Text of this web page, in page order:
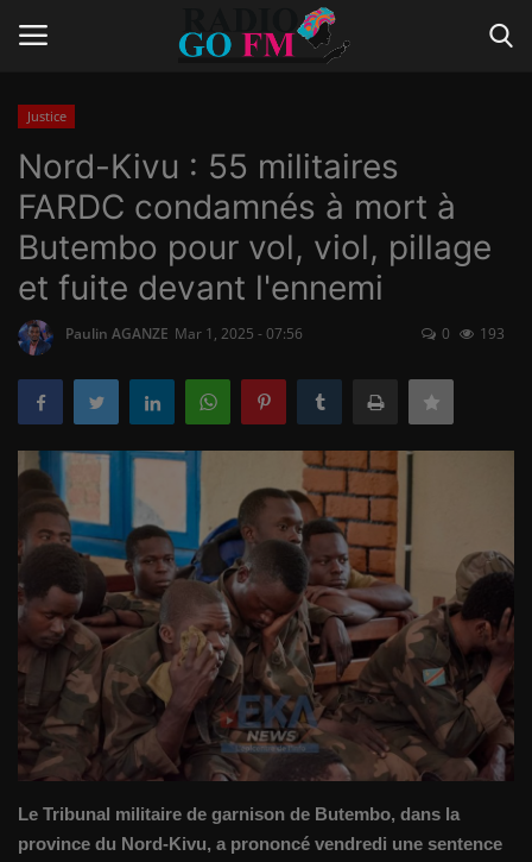
Home
Contact
Gallery
Vidéo
Le Journal
Communiqué de presse
Sport
Société
Infos d'ailleurs
Qui sommes nous
Justice
Nord-Kivu : 55 militaires
FARDC condamnés à mort à
Butembo pour vol, viol, pillage
et fuite devant l'ennemi
Paulin AGANZE Mar 1, 2025 - 07:56 0 193
Le Tribunal militaire de garnison de Butembo, dans la
province du Nord-Kivu, a prononcé vendredi une sentence